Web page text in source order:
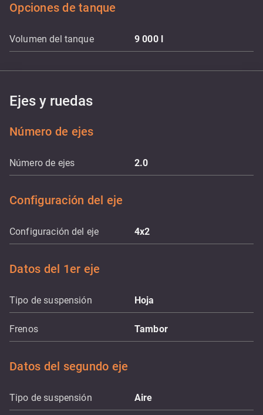
Opciones de tanque
Volumen del tanque 9 000 l
Ejes y ruedas
Número de ejes
Número de ejes 2.0
Configuración del eje
Configuración del eje 4x2
Datos del 1er eje
Tipo de suspensión Hoja
Frenos Tambor
Datos del segundo eje
Tipo de suspensión Aire